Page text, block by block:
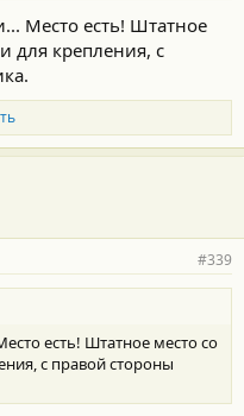
Место есть! Штатное
для крепления, с
#339
есть! Штатное место со
с правой стороны